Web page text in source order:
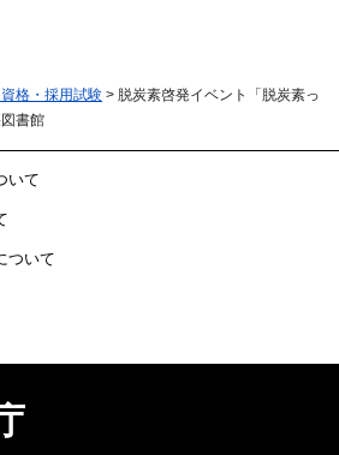
格・採用試験 > 脱炭素啓発イベント「脱炭素っ
書館
いて
ついて